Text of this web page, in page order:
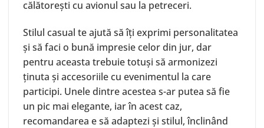
călătorești cu avionul sau la petreceri.
Stilul casual te ajută să îți exprimi personalitatea
și să faci o bună impresie celor din jur, dar
pentru aceasta trebuie totuși să armonizezi
ținuta și accesoriile cu evenimentul la care
participi. Unele dintre acestea s-ar putea să fie
un pic mai elegante, iar în acest caz,
recomandarea e să adaptezi și stilul, înclinând